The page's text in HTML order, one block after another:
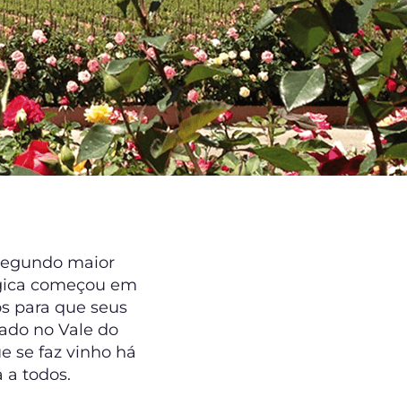
maior
começou em
para que seus
no Vale do
se faz vinho há
a todos.